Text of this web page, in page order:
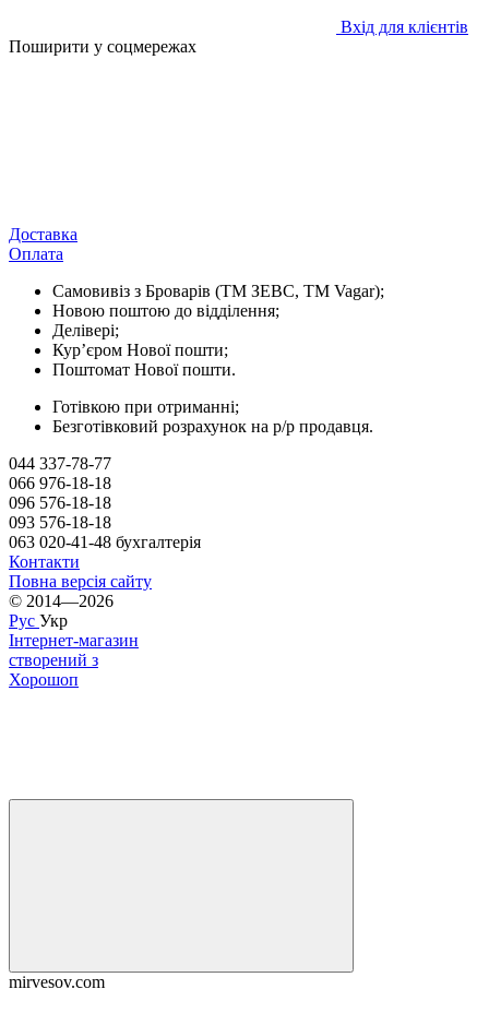
Вхід для клієнтів
Поширити у соцмережах
Доставка
Оплата
Самовивіз з Броварів (ТМ ЗЕВС, ТМ Vagar);
Новою поштою до відділення;
Делівері;
Кур’єром Нової пошти;
Поштомат Нової пошти.
Готівкою при отриманні;
Безготівковий розрахунок на р/р продавця.
044 337-78-77
066 976-18-18
096 576-18-18
093 576-18-18
063 020-41-48 бухгалтерія
Контакти
Повна версія сайту
© 2014—2026
Рус Укр
Інтернет-магазин
створений з
Хорошоп
mirvesov.com